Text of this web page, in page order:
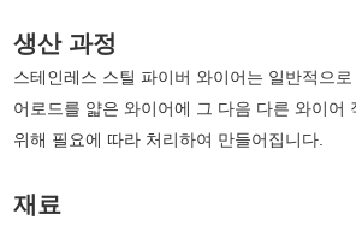
생산 과정
스테인레스 스틸 파이버 와이어는 일반적으
어로드를 얇은 와이어에 그 다음 다른 와이어
위해 필요에 따라 처리하여 만들어집니다.
재료